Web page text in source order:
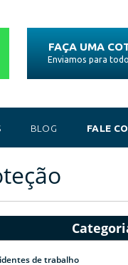
de trabalho
FAÇA UMA
Enviamos para
BLOG FALE